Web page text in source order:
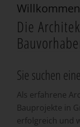
Die
Sie suchen
Als erfahrene
Bauprojekte in
erfolgreich und